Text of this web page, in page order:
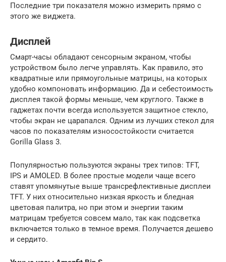
Последние три показателя можно измерить прямо с
этого же виджета.
Дисплей
Смарт-часы обладают сенсорным экраном, чтобы
устройством было легче управлять. Как правило, это
квадратные или прямоугольные матрицы, на которых
удобно компоновать информацию. Да и себестоимость
дисплея такой формы меньше, чем круглого. Также в
гаджетах почти всегда используется защитное стекло,
чтобы экран не царапался. Одним из лучших стекол для
часов по показателям износостойкости считается
Gorilla Glass 3.
Популярностью пользуются экраны трех типов: TFT,
IPS и AMOLED. В более простые модели чаще всего
ставят упомянутые выше трансрефлективные дисплеи
TFT. У них относительно низкая яркость и бледная
цветовая палитра, но при этом и энергии таким
матрицам требуется совсем мало, так как подсветка
включается только в темное время. Получается дешево
и сердито.